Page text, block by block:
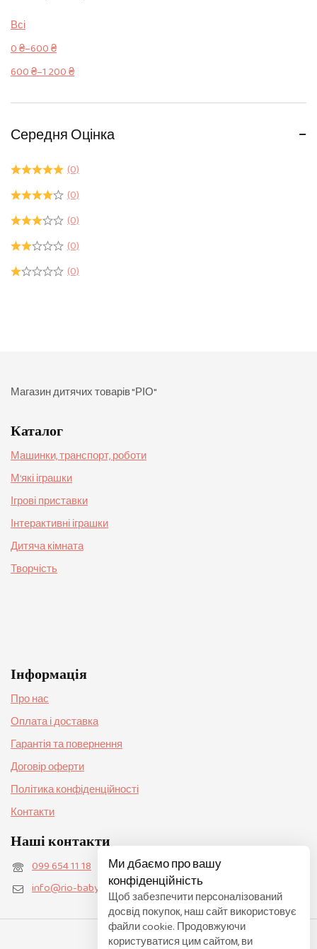
Всі
0₴–600₴
600₴–1 200₴
Середня Оцінка
(0)
(0)
(0)
(0)
(0)
Магазин дитячих товарів "РІО"
Каталог
Машинки, транспорт, роботи
М’які іграшки
Ігрові приставки
Інтерактивні іграшки
Дитяча кімната
Творчість
Інформація
Про нас
Оплата і доставка
Гарантія та повернення
Договір оферти
Політика конфіденційності
Контакти
Наші контакти
099 654 11 18
info@rio-baby.com.ua
Ми дбаємо про вашу
конфіденційність
Щоб забезпечити персоналізований
досвід покупок, наш сайт використовує
файли cookie. Продовжуючи
користуватися цим сайтом, ви